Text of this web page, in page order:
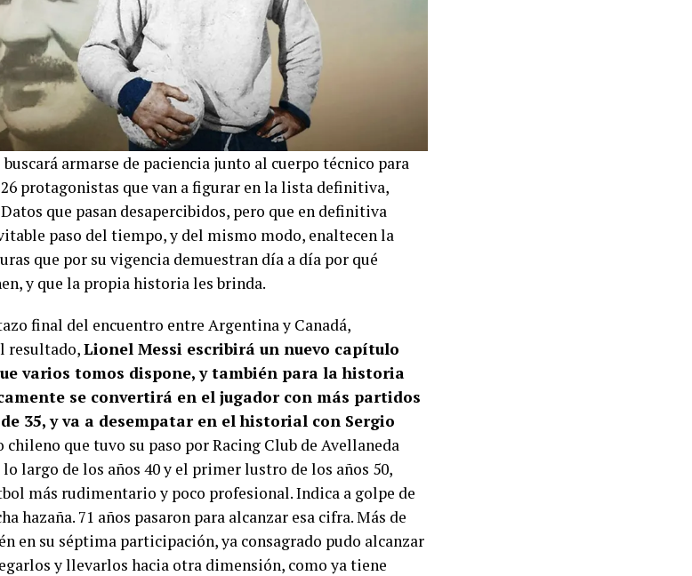
armarse de paciencia junto al cuerpo técnico para
protagonistas que van a figurar en la lista definitiva,
que pasan desapercibidos, pero que en definitiva
paso del tiempo, y del mismo modo, enaltecen la
que por su vigencia demuestran día a día por qué
y que la propia historia les brinda.
final del encuentro entre Argentina y Canadá,
resultado,Lionel Messi escribirá un nuevo capítulo
varios tomos dispone, y también para la historia
se convertirá en el jugador con más partidos
35, y va a desempatar en el historial con Sergio
chileno que tuvo su paso por Racing Club de Avellaneda
largo de los años 40 y el primer lustro de los años 50,
más rudimentario y poco profesional. Indica a golpe de
hazaña. 71 años pasaron para alcanzar esa cifra. Más de
en su séptima participación, ya consagrado pudo alcanzar
y llevarlos hacia otra dimensión, como ya tiene